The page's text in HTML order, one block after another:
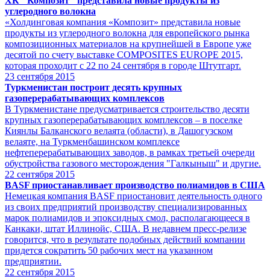
углеродного волокна
«Холдинговая компания «Композит» представила новые
продукты из углеродного волокна для европейского рынка
композиционных материалов на крупнейшей в Европе уже
десятой по счету выставке COMPOSITES EUROPE 2015,
которая проходит с 22 по 24 сентября в городе Штутгарт.
23 сентября 2015
Туркменистан построит десять крупных
газоперерабатывающих комплексов
В Туркменистане предусматривается строительство десяти
крупных газоперерабатывающих комплексов – в поселке
Киянлы Балканского велаята (области), в Дашогузском
велаяте, на Туркменбашинском комплексе
нефтеперерабатывающих заводов, в рамках третьей очереди
обустройства газового месторождения "Галкыныш" и другие.
22 сентября 2015
BASF приостанавливает производство полиамидов в США
Немецкая компания BASF приостановит деятельность одного
из своих предприятий производству специализированных
марок полиамидов и эпоксидных смол, располагающееся в
Канкаки, штат Иллинойс, США. В недавнем пресс-релизе
говорится, что в результате подобных действий компании
придется сократить 50 рабочих мест на указанном
предприятии.
22 сентября 2015